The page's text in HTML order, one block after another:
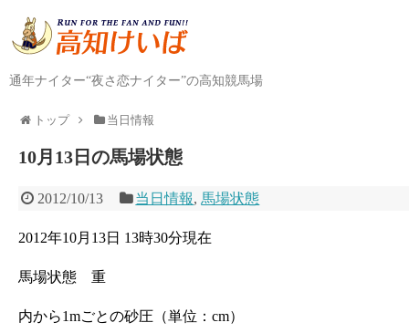
通年ナイター“夜さ恋ナイター”の高知競馬場
トップ 当日情報
10月13日の馬場状態
2012/10/13 当日情報, 馬場状態
2012年10月13日 13時30分現在
馬場状態 重
内から1mごとの砂圧（単位：cm）